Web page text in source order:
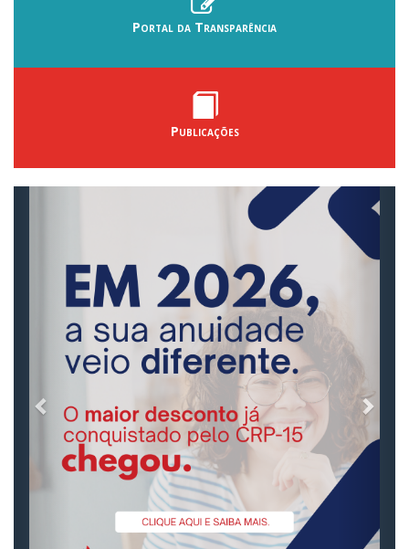
Portal da Transparência
Publicações